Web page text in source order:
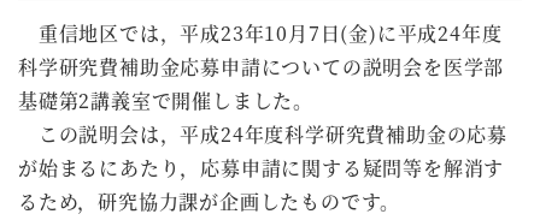
重信地区では，平成23年10月7日(金)に平成24年度
科学研究費補助金応募申請についての説明会を医学部
基礎第2講義室で開催しました。
この説明会は，平成24年度科学研究費補助金の応募
が始まるにあたり，応募申請に関する疑問等を解消す
るため，研究協力課が企画したものです。